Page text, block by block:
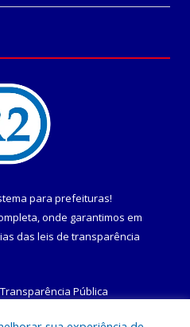
para prefeituras!
onde garantimos em
das leis de transparência
Pública